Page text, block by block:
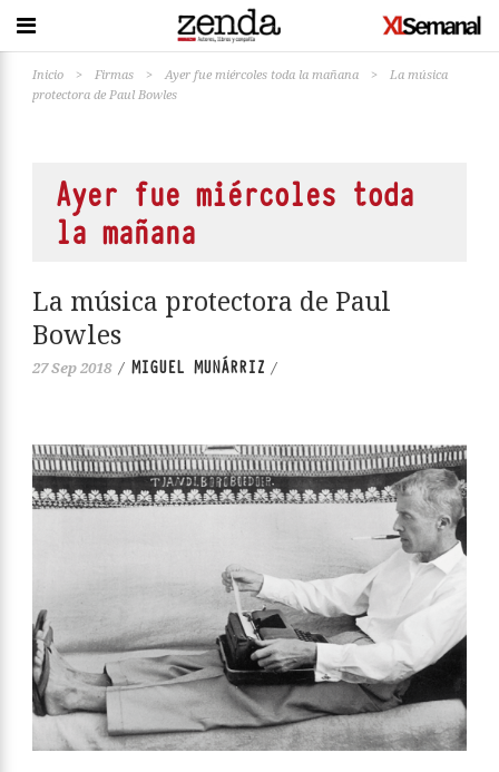
Inicio > Firmas > Ayer fue miércoles toda la mañana >
La música
protectora de Paul Bowles
Ayer fue miércoles toda
la mañana
La música protectora de Paul
Bowles
27 Sep 2018 / MIGUEL MUNÁRRIZ /